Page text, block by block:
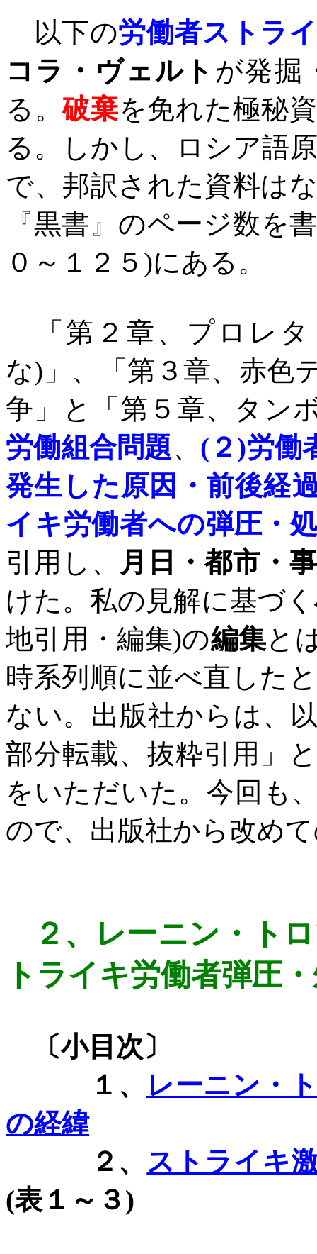
以下の労働者ストラ
コラ・ヴェルト が発掘
る。破棄を免れた極秘
る。しかし、ロシア語
で、邦訳された資料は
『黒書』のページ数を
０～１２５ )にある。
「第２章、プロレタ
な) 」、「第３章、赤色
争」と「第５章、タン
労働組合問題、 ( ２ )労働
発生した原因・前後経
イキ労働者への弾圧・
引用し、
月日・都市・
けた。私の見解に基づく
地引用・編集)の編集と
時系列順に並べ直した
ない。出版社からは、
部分転載、抜粋引用」
をいただいた。今回も
ので、出版社から改め
２、
レーニン・ト
トライキ労働者弾圧
〔小目次〕
１、
レーニン・
の経緯
２、 ストライキ
(表１～３)